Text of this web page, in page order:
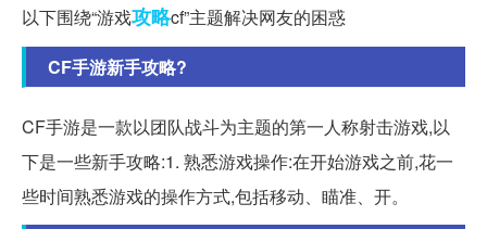
以下围绕“游戏攻略cf”主题解决网友的困惑
CF手游新手攻略?
CF手游是一款以团队战斗为主题的第一人称射击游戏,以
下是一些新手攻略:1. 熟悉游戏操作:在开始游戏之前,花一
些时间熟悉游戏的操作方式,包括移动、瞄准、开。